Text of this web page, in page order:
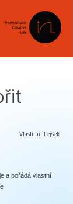
Vlastimil Lejsek
a pořádá vlastní